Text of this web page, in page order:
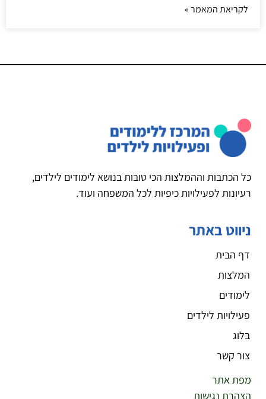
לקריאת המאמר »
כל הכתבות וההמלצות הכי טובות בנושא לימודים לילדים,
רעיונות לפעילויות כיפיות לכל המשפחה ועוד.
ניווט באתר
דף הבית
המלצות
לימודים
פעילויות לילדים
בלוג
צור קשר
מפת אתר
הצהרת נגישות